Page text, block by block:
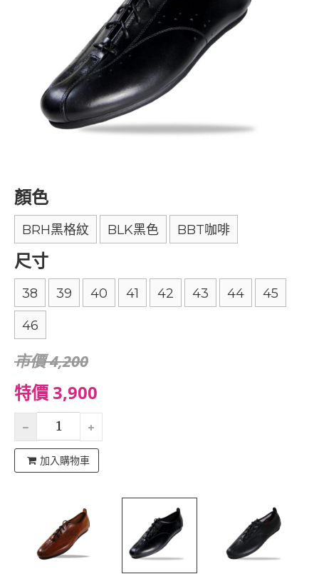
顏色
BRH黑格紋 BLK黑色 BBT咖啡
尺寸
38 39 40 41 42 43 44 45
46
市價 4,200
特價 3,900
加入購物車